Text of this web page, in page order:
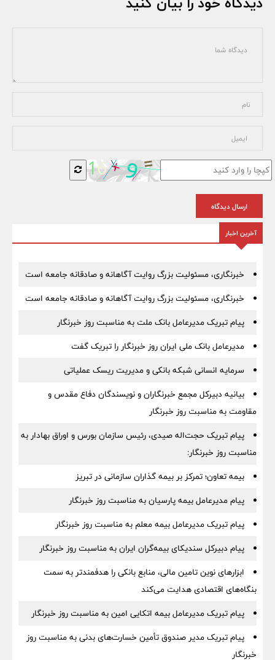
ارسال دیدگاه
آخرین اخبار
خبرنگاری، مسئولیت بزرگ روایت آگاهانه و صادقانه جامعه است
خبرنگاری، مسئولیت بزرگ روایت آگاهانه و صادقانه جامعه است
پیام تبریک مدیرعامل بانک ملت به مناسبت روز خبرنگار
مدیرعامل بانک ملی ایران روز خبرنگار را تبریک گفت
سرمایه انسانی شبکه بانکی و مدیریت ریسک عملیاتی
بیانیه دبیرکل مجمع خبرنگاران و نویسندگان دفاع مقدس و
مقاومت به مناسبت روز خبرنگار
پیام تبریک حجت‌اله صیدی، رئیس سازمان بورس و اوراق بهادار به
مناسبت روز خبرنگار:
بیمه تعاون؛ تمرکز بر بیمه گذاران سازمانی در تبریز
پیام مدیرعامل بیمه پارسیان به مناسبت روز خبرنگار
پیام تبریک مدیرعامل بیمه معلم به مناسبت روز خبرنگار
پیام دبیرکل سندیکای بیمه‌گران ایران به مناسبت روز خبرنگار
ابزارهای نوین تامین مالی، منابع بانکی را هدفمندتر به سمت
بنگاه‌های اقتصادی هدایت می‌کند
پیام تبریک مدیرعامل بیمه اتکایی امین به مناسبت روز خبرنگار
پیام تبریک مدیر صندوق تأمین خسارت‌های بدنی به مناسبت روز
خبرنگار